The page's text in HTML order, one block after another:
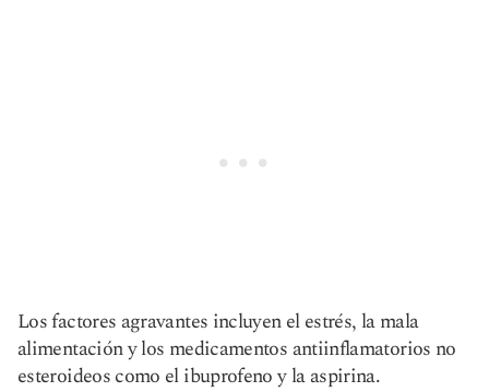
Los factores agravantes incluyen el estrés, la mala
alimentación y los medicamentos antiinflamatorios no
esteroideos como el ibuprofeno y la aspirina.